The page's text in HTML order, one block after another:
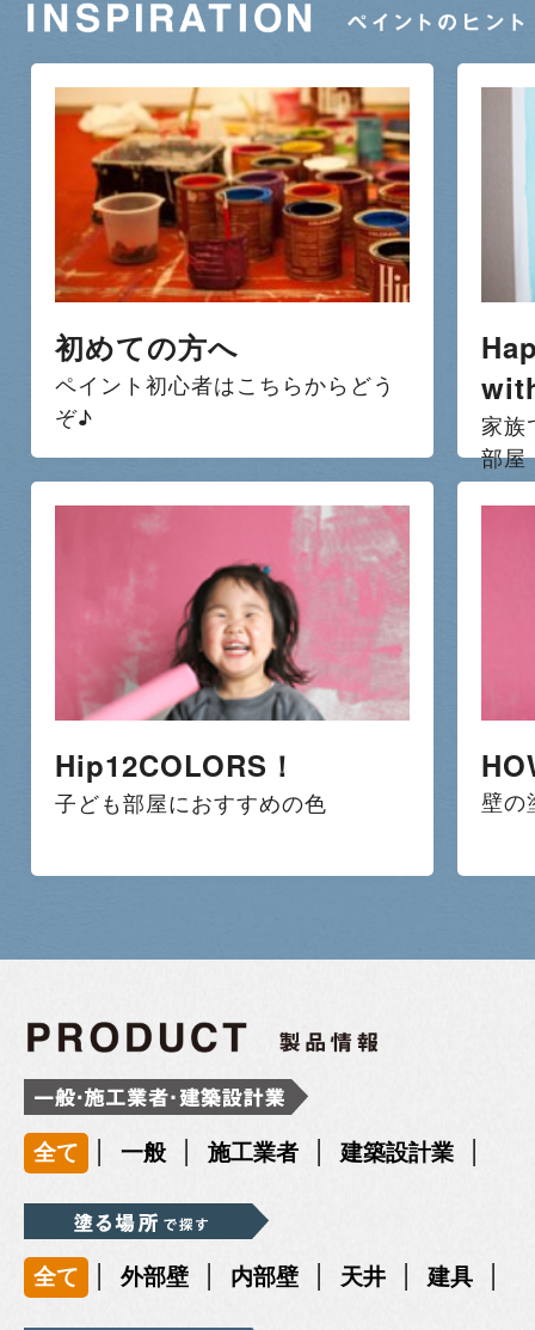
初めての方へ
ペイント初心者はこちらからどう
ぞ♪
家族
部屋
Hip12COLORS！
子ども部屋におすすめの色 壁の
全て | 一般 | 施工業者 | 建築設計業 |
全て | 外部壁 | 内部壁 | 天井 | 建具 |